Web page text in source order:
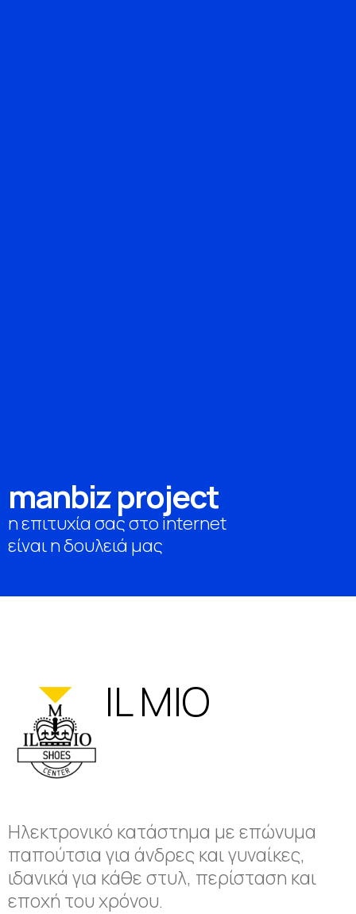
manbizproject
η επιτυχία σας στο internet
είναι η δουλειά μας
IL MIO
Ηλεκτρονικό κατάστημα με επώνυμα
παπούτσια για άνδρες και γυναίκες,
ιδανικά για κάθε στυλ, περίσταση και
εποχή του χρόνου.